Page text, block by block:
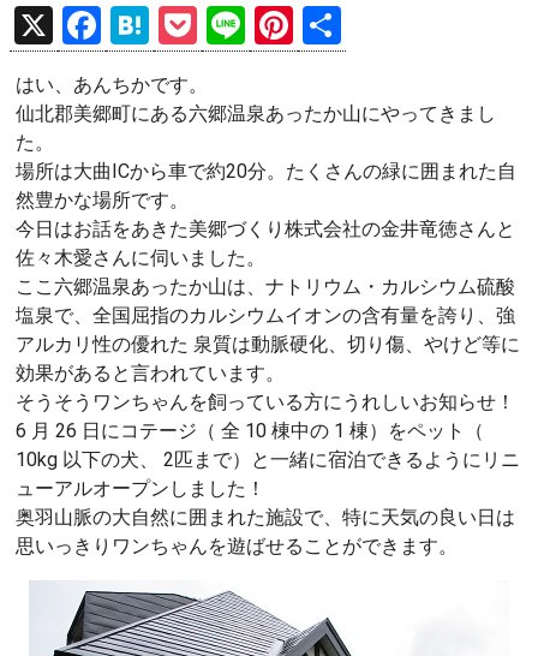
X
F
a
ce
o
o
k
H
at
e
a
P
o
ck
Li
n
e
Pi
nt
er
t
有
はい、あんちかです。
仙北郡美郷町にある六郷温泉あったか山にやってきまし
た。
場所は大曲ICから車で約20分。たくさんの緑に囲まれた自
然豊かな場所です。
今日はお話をあきた美郷づくり株式会社の金井竜徳さんと
佐々木愛さんに伺いました。
ここ六郷温泉あったか山は、ナトリウム・カルシウム硫酸
塩泉で、全国屈指のカルシウムイオンの含有量を誇り、強
アルカリ性の優れた 泉質は動脈硬化、切り傷、やけど等に
効果があると言われています。
そうそうワンちゃんを飼っている方にうれしいお知らせ！
6 月 26 日にコテージ（ 全 10 棟中の 1 棟）をペット（
10kg 以下の犬、 2匹まで）と一緒に宿泊できるようにリニ
ューアルオープンしました！
奥羽山脈の大自然に囲まれた施設で、特に天気の良い日は
思いっきりワンちゃんを遊ばせることができます。